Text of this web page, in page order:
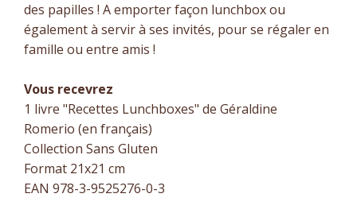
des papilles ! A emporter façon lunchbox ou
également à servir à ses invités, pour se régaler en
famille ou entre amis !
Vous recevrez
1 livre "Recettes Lunchboxes" de Géraldine
Romerio (en français)
Collection Sans Gluten
Format 21x21 cm
EAN 978-3-9525276-0-3